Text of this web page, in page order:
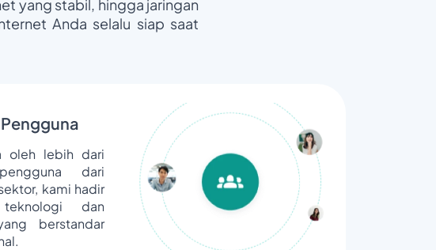
yang stabil, hingga jaringan
Anda selalu siap saat
oleh lebih dari
dari
kami hadir
dan
berstandar